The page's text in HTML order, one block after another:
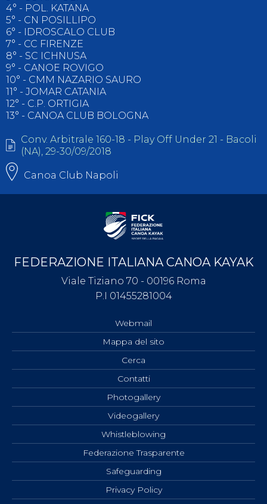
4° - POL. KATANA
5° - CN POSILLIPO
6° - IDROSCALO CLUB
7° - CC FIRENZE
8° - SC ICHNUSA
9° - CANOE ROVIGO
10° - CMM NAZARIO SAURO
11° - JOMAR CATANIA
12° - C.P. ORTIGIA
13° - CANOA CLUB BOLOGNA
Conv. Arbitrale 160-18 - Play Off Under 21 - Bacoli
(NA), 29-30/09/2018
Canoa Club Napoli
FEDERAZIONE ITALIANA CANOA KAYAK
Viale Tiziano 70 - 00196 Roma
P.I 01455281004
Webmail
Mappa del sito
Cerca
Contatti
Photogallery
Videogallery
Whistleblowing
Federazione Trasparente
Safeguarding
Privacy Policy